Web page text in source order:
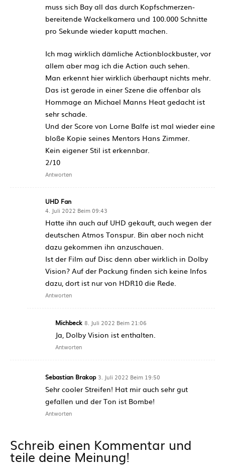
muss sich Bay all das durch Kopfschmerzen-
bereitende Wackelkamera und 100.000 Schnitte
pro Sekunde wieder kaputt machen.
Ich mag wirklich dämliche Actionblockbuster, vor
allem aber mag ich die Action auch sehen.
Man erkennt hier wirklich überhaupt nichts mehr.
Das ist gerade in einer Szene die offenbar als
Hommage an Michael Manns Heat gedacht ist
sehr schade.
Und der Score von Lorne Balfe ist mal wieder eine
bloße Kopie seines Mentors Hans Zimmer.
Kein eigener Stil ist erkennbar.
2/10
Antworten
UHD Fan
4. Juli 2022 Beim 09:43
Hatte ihn auch auf UHD gekauft, auch wegen der
deutschen Atmos Tonspur. Bin aber noch nicht
dazu gekommen ihn anzuschauen.
Ist der Film auf Disc denn aber wirklich in Dolby
Vision? Auf der Packung finden sich keine Infos
dazu, dort ist nur von HDR10 die Rede.
Antworten
Michbeck 8. Juli 2022 Beim 21:06
Ja, Dolby Vision ist enthalten.
Antworten
Sebastian Brakop 3. Juli 2022 Beim 19:50
Sehr cooler Streifen! Hat mir auch sehr gut
gefallen und der Ton ist Bombe!
Antworten
Schreib einen Kommentar und
teile deine Meinung!